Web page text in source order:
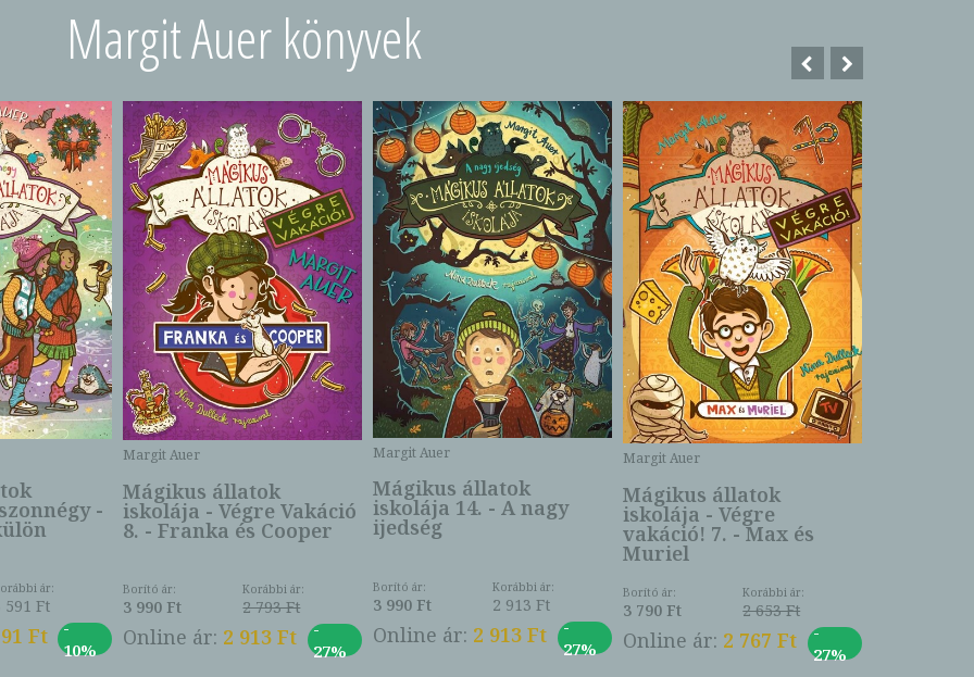
Margit Auer könyvek
-
ár:
591 Ft
Ft
-
10%
Margit Auer
Mágikus állatok
iskolája - Végre Vakáció
8. - Franka és Cooper
Borító ár:
3 990 Ft
Korábbi ár:
2 793 Ft
Online ár: 2 913 Ft
-
27%
Margit Auer
Mágikus állatok
iskolája 14. - A nagy
ijedség
Borító ár:
3 990 Ft
Korábbi ár:
2 913 Ft
Online ár: 2 913 Ft
-
27%
Margit Auer
Mágikus állatok
iskolája - Végre
vakáció! 7. - Max és
Muriel
Borító ár:
3 790 Ft
Korábbi ár:
2 653 Ft
Online ár: 2 767 Ft
-
27%